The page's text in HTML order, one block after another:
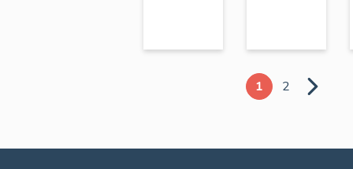
maison
1 2